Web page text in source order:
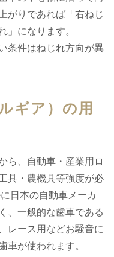
がりであれば「右ねじ
」になります。
条件はねじれ方向が異
ギア）の用
ら、自動車・産業用ロ
具・農機具等強度が必
日本の自動車メーカ
、一般的な歯車である
レース用などお騒音に
車が使われます。